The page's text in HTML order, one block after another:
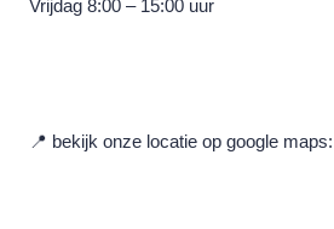
Vrijdag 8:00 – 15:00 uur
📍 bekijk onze locatie op google maps: